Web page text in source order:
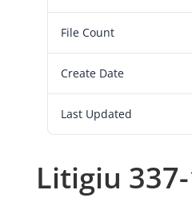
File Count
Create Date
Last Updated
Litigiu